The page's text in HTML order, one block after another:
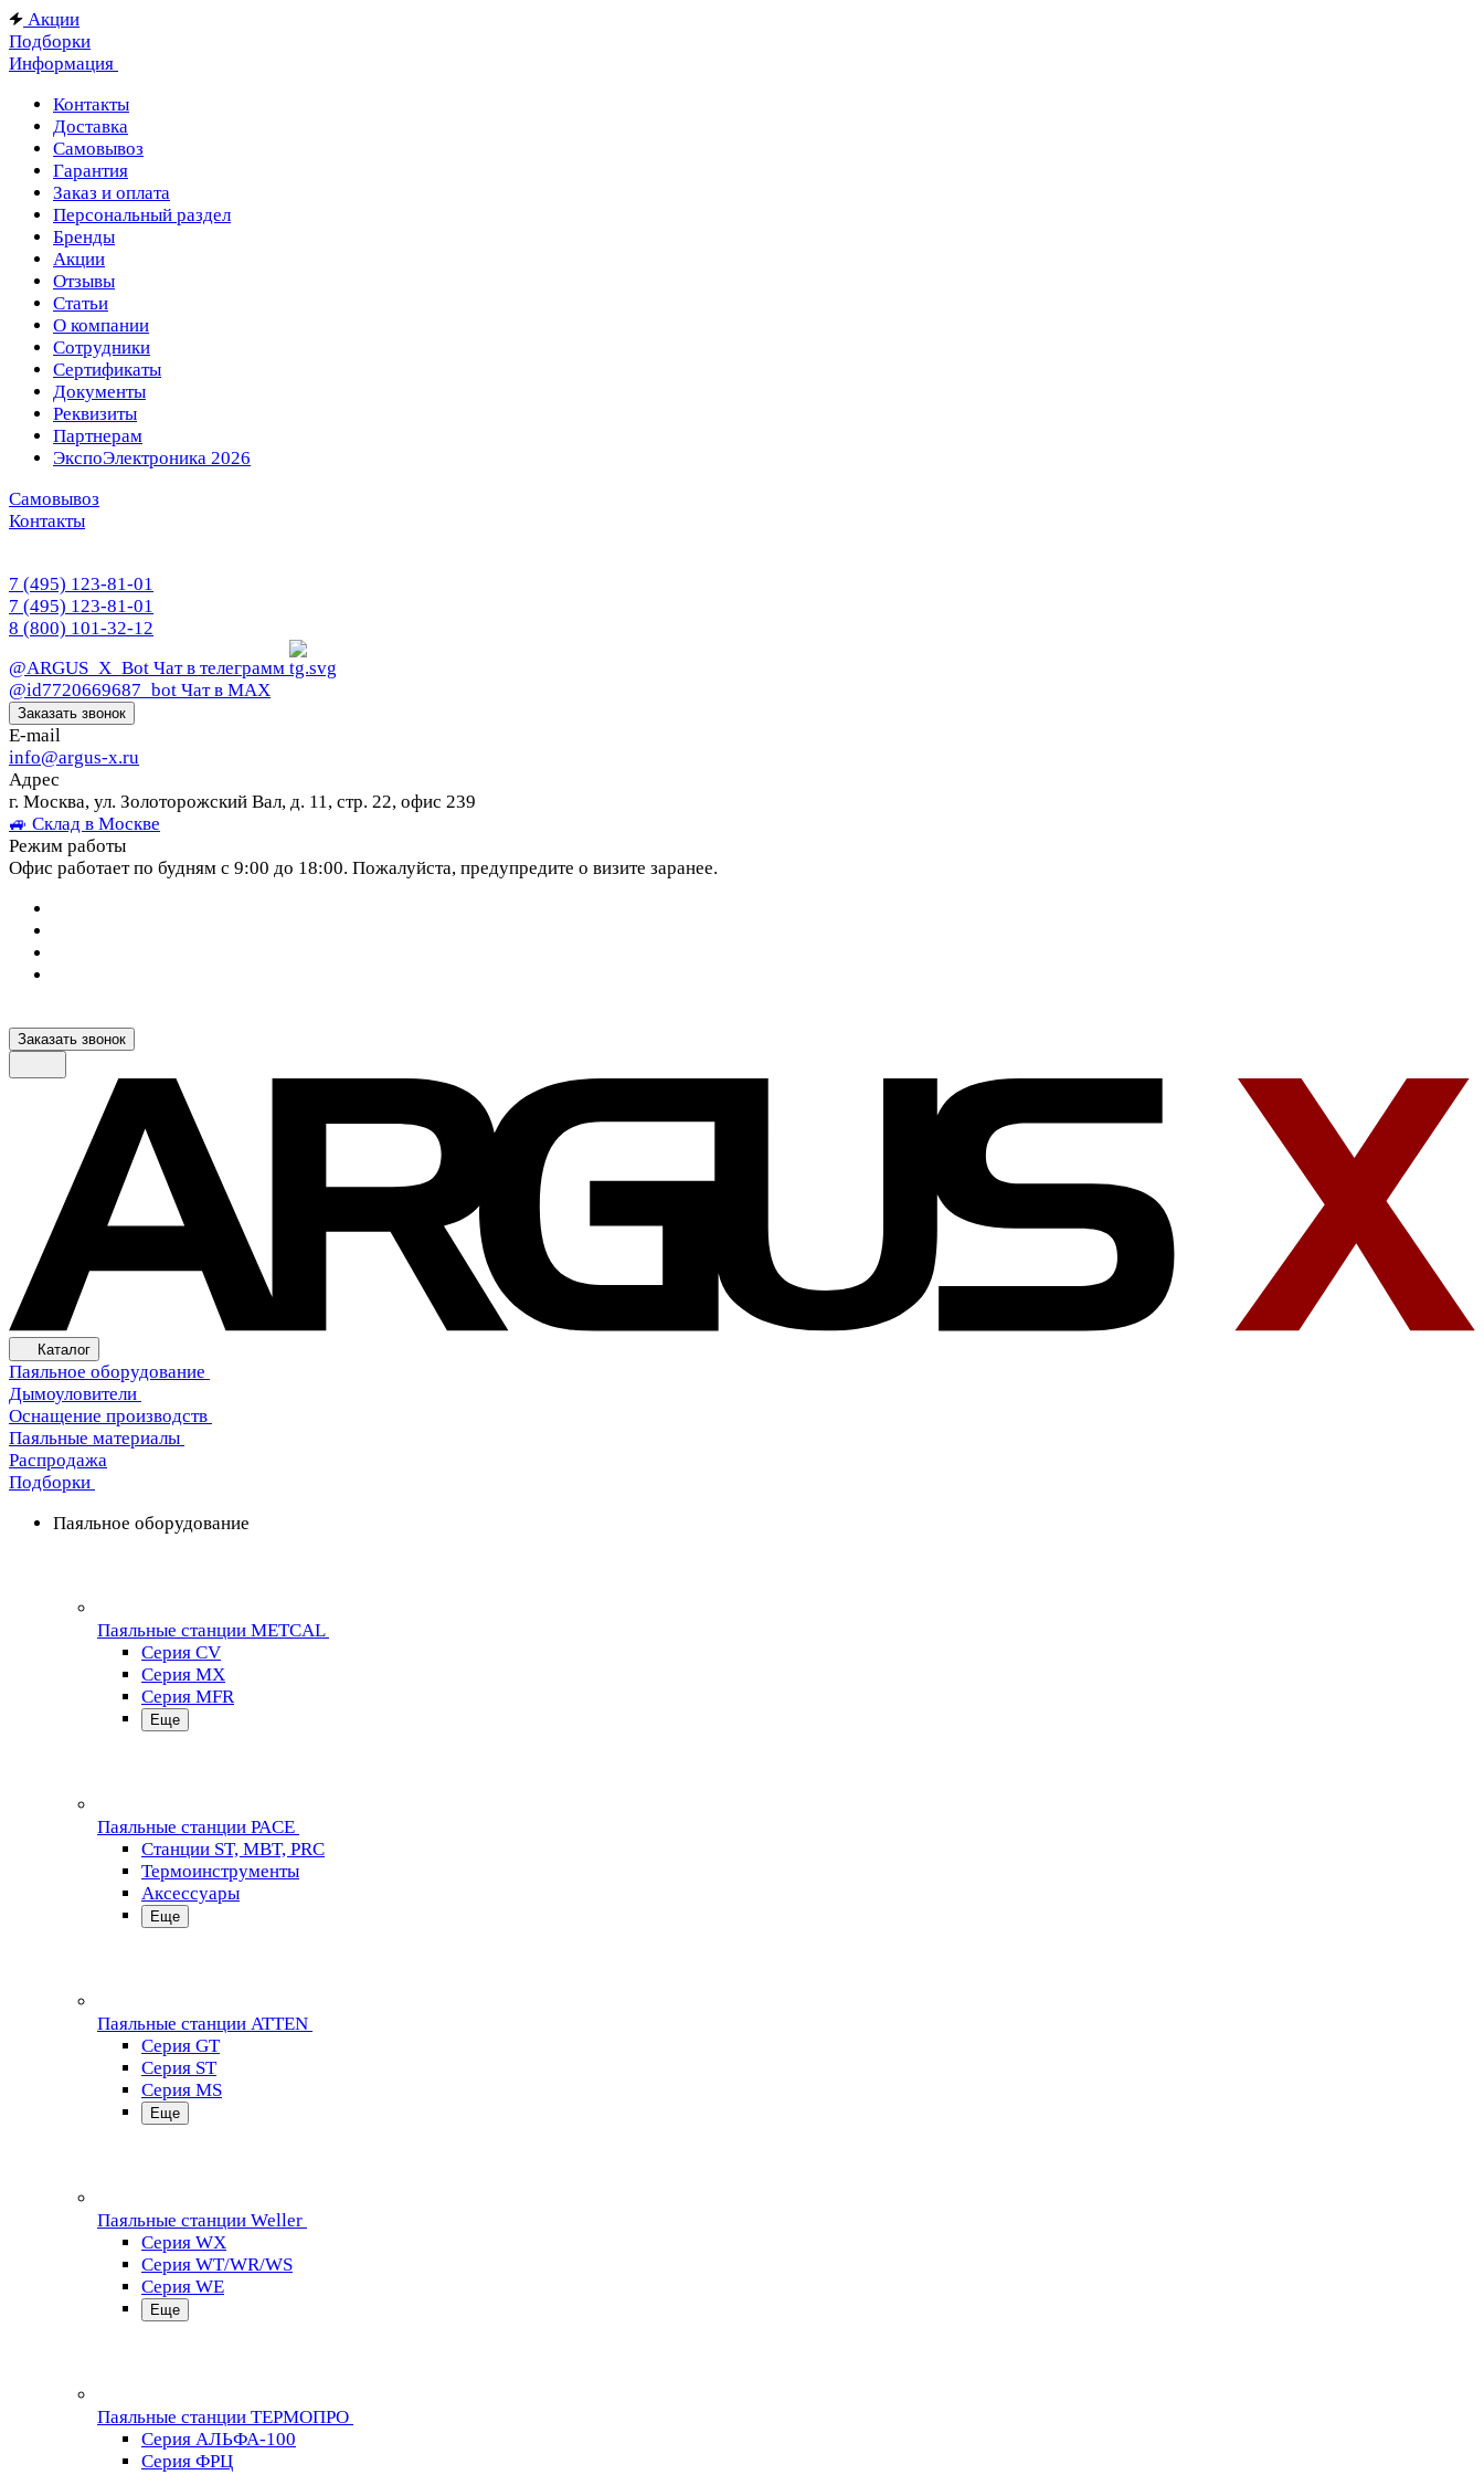
Акции
Подборки
Информация
Контакты
Доставка
Самовывоз
Гарантия
Заказ и оплата
Персональный раздел
Бренды
Акции
Отзывы
Статьи
О компании
Сотрудники
Сертификаты
Документы
Реквизиты
Партнерам
ЭкспоЭлектроника 2026
Самовывоз
Контакты
7 (495) 123-81-01
7 (495) 123-81-01
8 (800) 101-32-12
@ARGUS_X_Bot Чат в телеграмм
@id7720669687_bot Чат в МАХ
Заказать звонок
E-mail
info@argus-x.ru
Адрес
г. Москва, ул. Золоторожский Вал, д. 11, стр. 22, офис 239
🚙 Склад в Москве
Режим работы
Офис работает по будням с 9:00 до 18:00. Пожалуйста, предупредите о визите заранее.
Заказать звонок
Каталог
Паяльное оборудование
Дымоуловители
Оснащение производств
Паяльные материалы
Распродажа
Подборки
Паяльное оборудование
Паяльные станции METCAL
Серия CV
Серия MX
Серия MFR
Еще
Паяльные станции PACE
Станции ST, MBT, PRC
Термоинструменты
Аксессуары
Еще
Паяльные станции ATTEN
Серия GT
Серия ST
Серия MS
Еще
Паяльные станции Weller
Серия WX
Серия WT/WR/WS
Серия WE
Еще
Паяльные станции ТЕРМОПРО
Серия АЛЬФА-100
Серия ФРЦ